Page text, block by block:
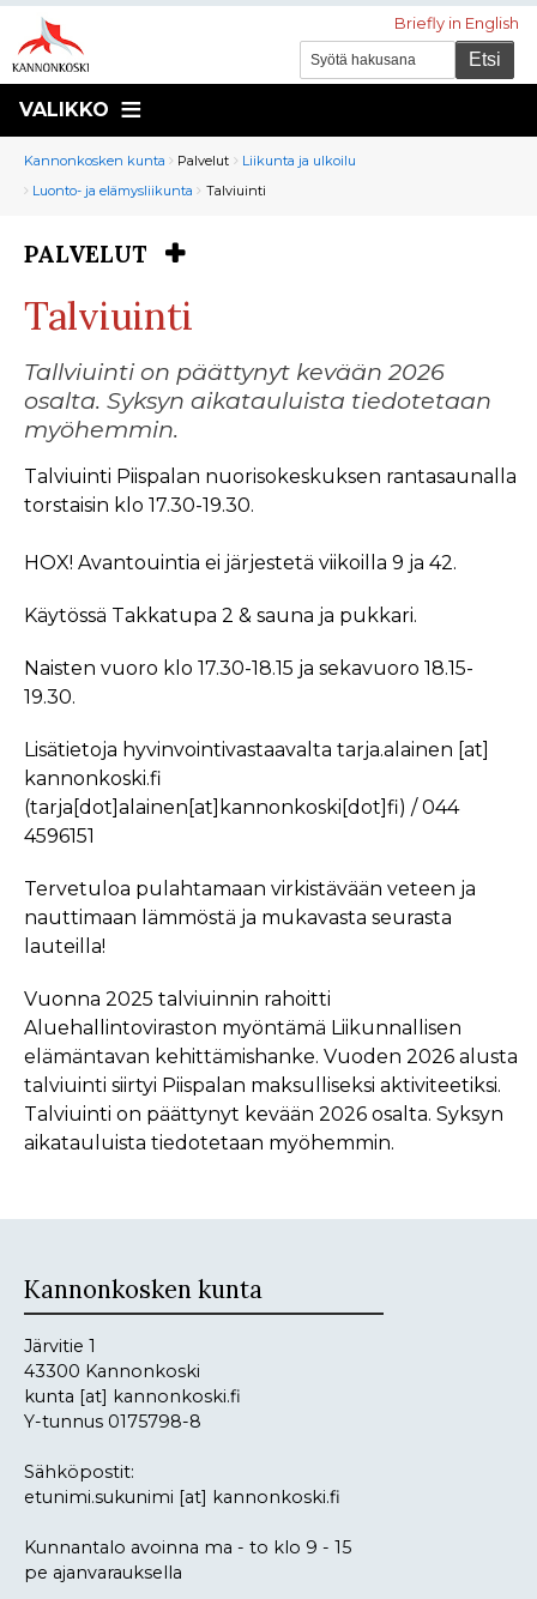
Briefly in English
VALIKKO
Murupolku
You
are
Kannonkosken kunta Palvelut
Liikunta ja ulkoilu
Luonto- ja elämysliikunta
Talviuinti
You
here:
PALVELUT
Talviuinti
Tallviuinti on päättynyt kevään 2026
osalta. Syksyn aikatauluista tiedotetaan
myöhemmin.
Talviuinti Piispalan nuorisokeskuksen rantasaunalla
torstaisin klo 17.30-19.30.
HOX! Avantouintia ei järjestetä viikoilla 9 ja 42.
Käytössä Takkatupa 2 & sauna ja pukkari.
Naisten vuoro klo 17.30-18.15 ja sekavuoro 18.15-
19.30.
Lisätietoja hyvinvointivastaavalta tarja.alainen [at]
kannonkoski.fi
(tarja[dot]alainen[at]kannonkoski[dot]fi) / 044
4596151
Tervetuloa pulahtamaan virkistävään veteen ja
nauttimaan lämmöstä ja mukavasta seurasta
lauteilla!
Vuonna 2025 talviuinnin rahoitti
Aluehallintoviraston myöntämä Liikunnallisen
elämäntavan kehittämishanke. Vuoden 2026 alusta
talviuinti siirtyi Piispalan maksulliseksi aktiviteetiksi.
Talviuinti on päättynyt kevään 2026 osalta. Syksyn
aikatauluista tiedotetaan myöhemmin.
Kannonkosken kunta
Järvitie 1
43300 Kannonkoski
kunta [at] kannonkoski.fi
Y-tunnus 0175798-8
Sähköpostit:
etunimi.sukunimi [at] kannonkoski.fi
Kunnantalo avoinna ma - to klo 9 - 15
pe ajanvarauksella